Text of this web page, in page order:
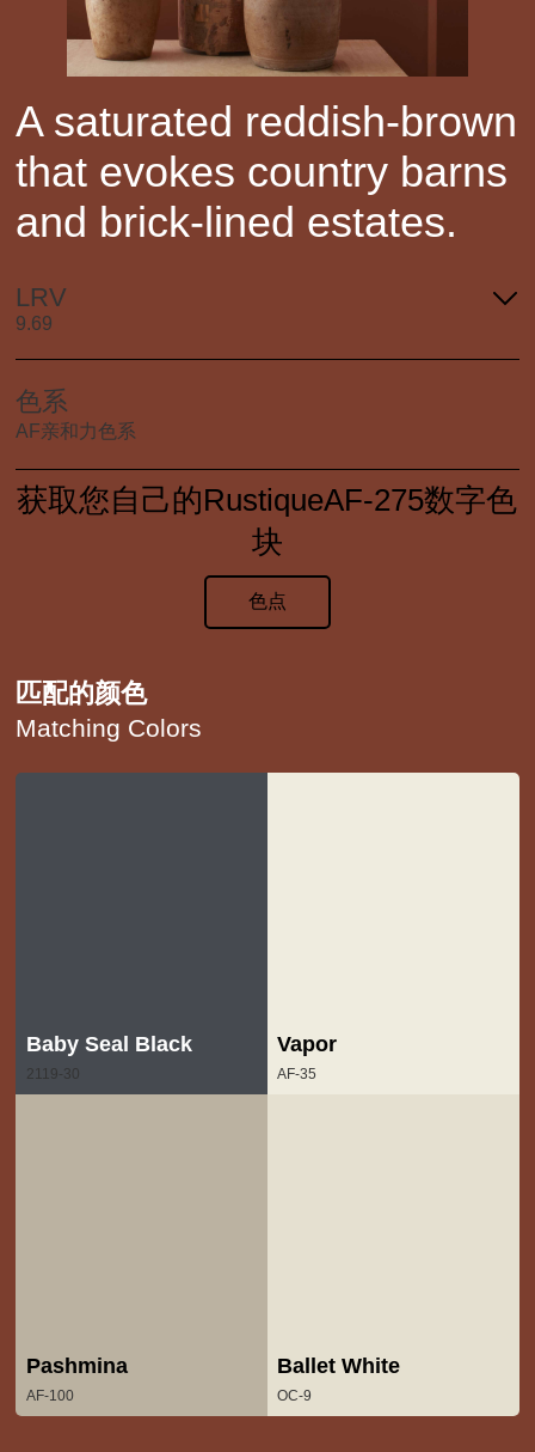
A saturated reddish-brown
that evokes country barns
and brick-lined estates.
LRV
9.69
色系
AF亲和力色系
获取您自己的RustiqueAF-275数字色
块
色点
匹配的颜色
Matching Colors
Baby Seal Black
2119-30
Vapor
AF-35
Pashmina
AF-100
Ballet White
OC-9